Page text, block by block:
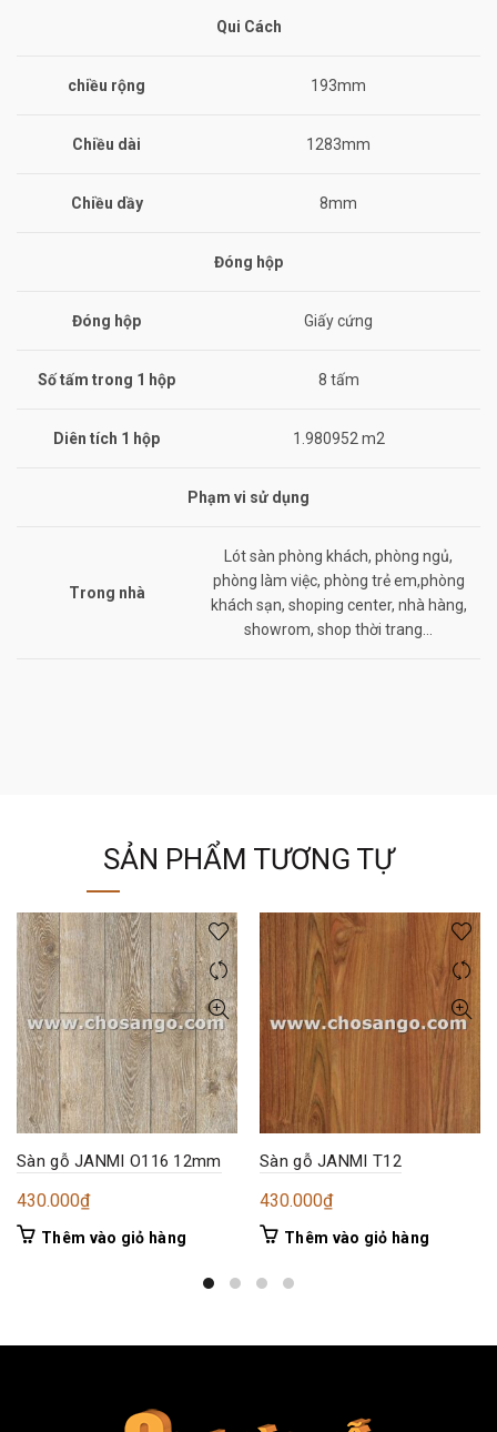
Qui Cách
chiều rộng 193mm
Chiều dài 1283mm
Chiều dầy 8mm
Đóng hộp
Đóng hộp Giấy cứng
Số tấm trong 1 hộp 8 tấm
Diên tích 1 hộp 1.980952 m2
Phạm vi sử dụng
Trong nhà
Lót sàn phòng khách, phòng ngủ,
phòng làm việc, phòng trẻ em,phòng
khách sạn, shoping center, nhà hàng,
showrom, shop thời trang…
SẢN PHẨM TƯƠNG TỰ
Sàn gỗ JANMI O116 12mm
430.000₫
Thêm vào giỏ hàng
Sàn gỗ JANMI T12
430.000₫
Thêm vào giỏ hàng